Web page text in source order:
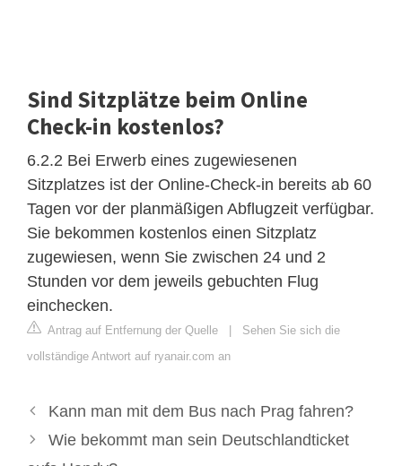
Sind Sitzplätze beim Online
Check-in kostenlos?
6.2.2 Bei Erwerb eines zugewiesenen
Sitzplatzes ist der Online-Check-in bereits ab 60
Tagen vor der planmäßigen Abflugzeit verfügbar.
Sie bekommen kostenlos einen Sitzplatz
zugewiesen, wenn Sie zwischen 24 und 2
Stunden vor dem jeweils gebuchten Flug
einchecken.
Antrag auf Entfernung der Quelle | Sehen Sie sich die
vollständige Antwort auf ryanair.com an
Kann man mit dem Bus nach Prag fahren?
Wie bekommt man sein Deutschlandticket